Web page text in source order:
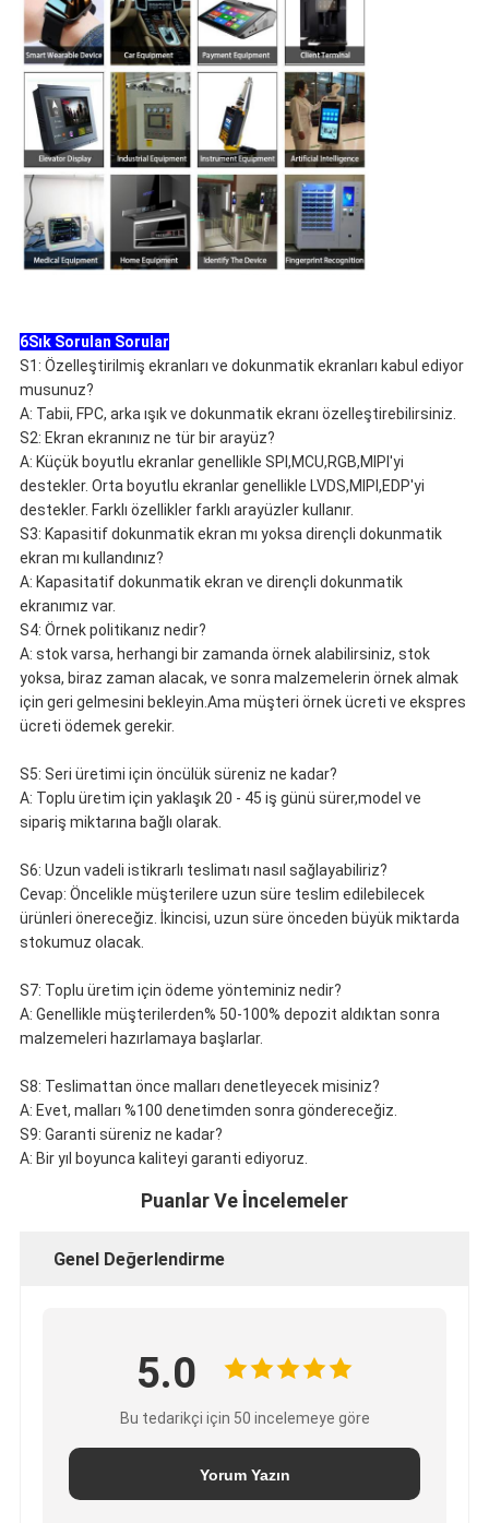
6Sık Sorulan Sorular
S1: Özelleştirilmiş ekranları ve dokunmatik ekranları kabul ediyor
musunuz?
A: Tabii, FPC, arka ışık ve dokunmatik ekranı özelleştirebilirsiniz.
S2: Ekran ekranınız ne tür bir arayüz?
A: Küçük boyutlu ekranlar genellikle SPI,MCU,RGB,MIPI'yi
destekler. Orta boyutlu ekranlar genellikle LVDS,MIPI,EDP'yi
destekler. Farklı özellikler farklı arayüzler kullanır.
S3: Kapasitif dokunmatik ekran mı yoksa dirençli dokunmatik
ekran mı kullandınız?
A: Kapasitatif dokunmatik ekran ve dirençli dokunmatik
ekranımız var.
S4: Örnek politikanız nedir?
A: stok varsa, herhangi bir zamanda örnek alabilirsiniz, stok
yoksa, biraz zaman alacak, ve sonra malzemelerin örnek almak
için geri gelmesini bekleyin.Ama müşteri örnek ücreti ve ekspres
ücreti ödemek gerekir.
S5: Seri üretimi için öncülük süreniz ne kadar?
A: Toplu üretim için yaklaşık 20 - 45 iş günü sürer,model ve
sipariş miktarına bağlı olarak.
S6: Uzun vadeli istikrarlı teslimatı nasıl sağlayabiliriz?
Cevap: Öncelikle müşterilere uzun süre teslim edilebilecek
ürünleri önereceğiz. İkincisi, uzun süre önceden büyük miktarda
stokumuz olacak.
S7: Toplu üretim için ödeme yönteminiz nedir?
A: Genellikle müşterilerden% 50-100% depozit aldıktan sonra
malzemeleri hazırlamaya başlarlar.
S8: Teslimattan önce malları denetleyecek misiniz?
A: Evet, malları %100 denetimden sonra göndereceğiz.
S9: Garanti süreniz ne kadar?
A: Bir yıl boyunca kaliteyi garanti ediyoruz.
Puanlar Ve İncelemeler
Genel Değerlendirme
5.0
Bu tedarikçi için 50 incelemeye göre
Yorum Yazın